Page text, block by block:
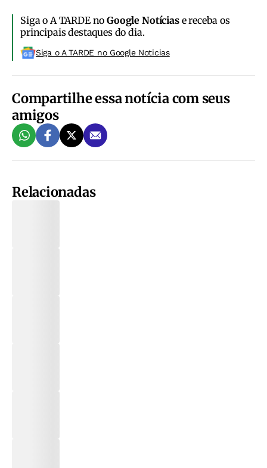
Siga o A TARDE noGoogle Notíciase receba os
principais destaques do dia.
Siga o A TARDE no Google Noticias
Compartilhe essa notícia com seus
amigos
Relacionadas